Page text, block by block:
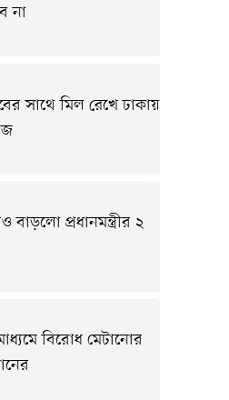
না
সাথে মিল রেখে ঢাকায়
বাড়লো প্রধানমন্ত্রীর ২
বিরোধ মেটানোর